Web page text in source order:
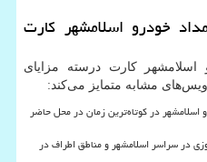
خودرو اسلامشهر کارت
اسلامشهر کارت درسته مزایای
مشابه متمایز می‌کند:
اسلامشهر در کوتاه‌ترین زمان در محل حاضر
در سراسر اسلامشهر و مناطق اطراف در